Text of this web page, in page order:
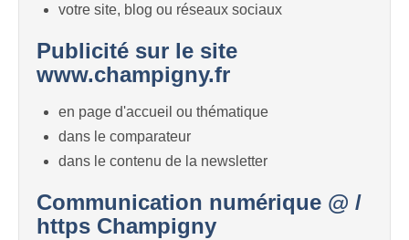
votre site, blog ou réseaux sociaux
Publicité sur le site
www.champigny.fr
en page d'accueil ou thématique
dans le comparateur
dans le contenu de la newsletter
Communication numérique @ /
https Champigny